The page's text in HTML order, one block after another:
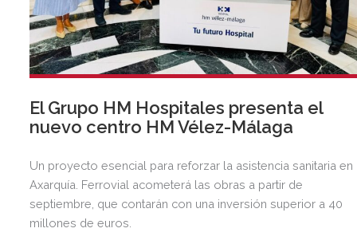
El Grupo HM Hospitales presenta el
nuevo centro HM Vélez-Málaga
Un proyecto esencial para reforzar la asistencia sanitaria en
Axarquía. Ferrovial acometerá las obras a partir de
septiembre, que contarán con una inversión superior a 40
millones de euros.